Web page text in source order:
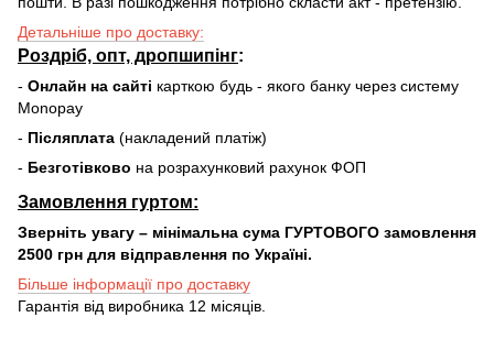
Детальніше про доставку:
Роздріб, опт, дропшипінг:
- Онлайн на сайті карткою будь - якого банку через систему
Monopay
- Післяплата (накладений платіж)
- Безготівково на розрахунковий рахунок ФОП
Замовлення гуртом:
Зверніть увагу – мінімальна сума ГУРТОВОГО замовлення
2500 грн для відправлення по Україні.
Більше інформації про доставку
Гарантія від виробника 12 місяців.